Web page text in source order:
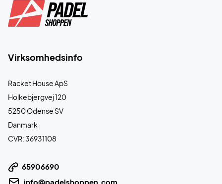
Virksomhedsinfo
Racket House ApS
Holkebjergvej 120
5250 Odense SV
Danmark
CVR: 36931108
65906690
info@padelshoppen.com